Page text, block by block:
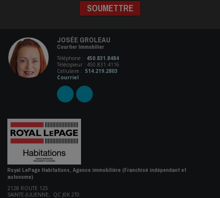
JOSÉE GROLEAU
Courtier Immobilier
Téléphone : 450.831.8484
Télécopieur : 450.831.4116
Cellulaire : 514.219.2803
Courriel
Royal LePage Habitations, Agence immobilière (Franchisé indépendant et
autonome)
2128 ROUTE 125
SAINTE-JULIENNE, QC J0K 2T0